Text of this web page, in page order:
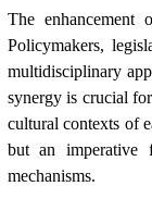
The enhancement
Policymakers,
multidisciplinary
synergy is crucial
cultural contexts of
but an imperative
mechanisms.